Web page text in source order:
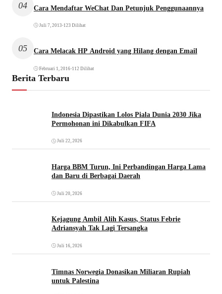
04 Cara Mendaftar WeChat Dan Petunjuk Penggunaannya
Juli 7, 2013 •123 Dilihat
05 Cara Melacak HP Android yang Hilang dengan Email
Februari 1, 2016•112 Dilihat
Berita Terbaru
Indonesia Dipastikan Lolos Piala Dunia 2030 Jika
Permohonan ini Dikabulkan FIFA
Juli 22, 2026
Harga BBM Turun, Ini Perbandingan Harga Lama
dan Baru di Berbagai Daerah
Juli 20, 2026
Kejagung Ambil Alih Kasus, Status Febrie
Adriansyah Tak Lagi Tersangka
Juli 16, 2026
Timnas Norwegia Donasikan Miliaran Rupiah
untuk Palestina